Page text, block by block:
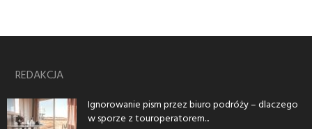
REDAKCJA
Ignorowanie pism przez biuro podróży – dlaczego
w sporze z touroperatorem...